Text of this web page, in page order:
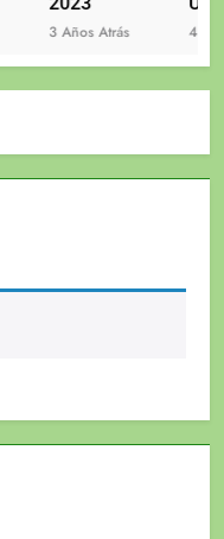
3 Años Atrás 4